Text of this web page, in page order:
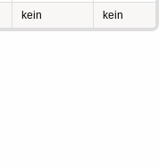
kein kein